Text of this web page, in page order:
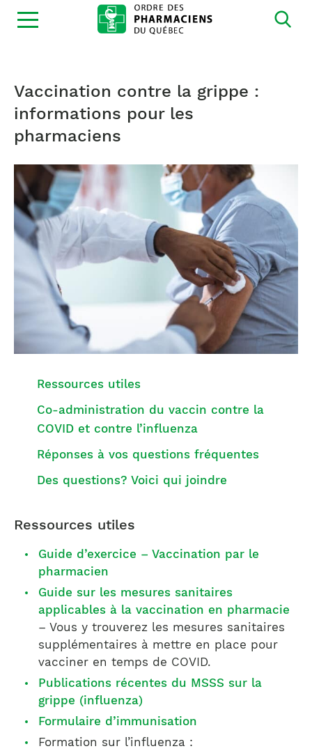
Ouvrir
la
Vaccination contre la grippe :
informations pour les
pharmaciens
Ressources utiles
Co-administration du vaccin contre la
COVID et contre l’influenza
Réponses à vos questions fréquentes
Des questions? Voici qui joindre
Ressources utiles
Guide d’exercice – Vaccination par le
pharmacien
Guide sur les mesures sanitaires
applicables à la vaccination en pharmacie
– Vous y trouverez les mesures sanitaires
supplémentaires à mettre en place pour
vacciner en temps de COVID.
Publications récentes du MSSS sur la
grippe (influenza)
Formulaire d’immunisation
Formation sur l’influenza :